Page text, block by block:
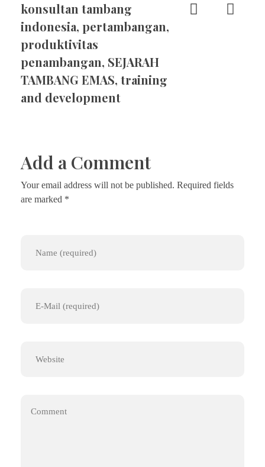
konsultan tambang
indonesia, pertambangan,
produktivitas
penambangan, SEJARAH
TAMBANG EMAS, training
and development
Add a Comment
Your email address will not be published. Required fields
are marked *